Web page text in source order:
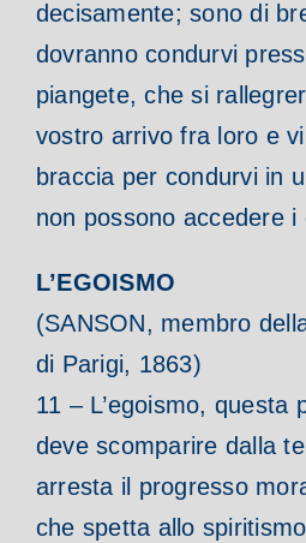
decisamente; sono di
dovranno condurvi
piangete, che si
vostro arrivo fra loro e
braccia per condurvi in
non possono accedere
L’EGOISMO
(SANSON, membro
di Parigi, 1863)
11 – L’egoismo, questa
deve scomparire dalla
arresta il progresso
che spetta allo